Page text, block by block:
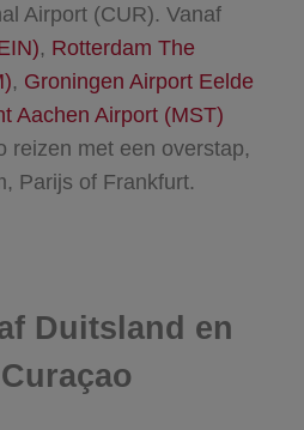
Airport (CUR). Vanaf
, Rotterdam The
, Groningen Airport Eelde
Aachen Airport (MST)
reizen met een overstap,
Parijs of Frankfurt.
Duitsland en